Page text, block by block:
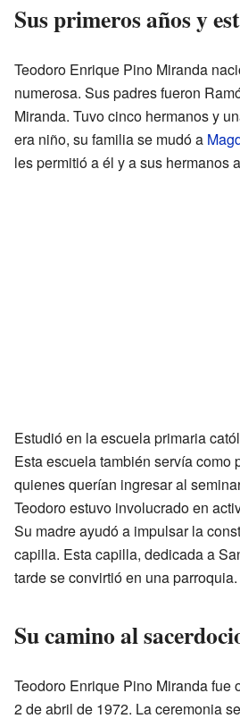
Sus primeros años y
Teodoro Enrique Pino Miranda
numerosa. Sus padres fueron
Miranda. Tuvo cinco hermanos y
era niño, su familia se mudó a
les permitió a él y a sus hermanos
Estudió en la escuela primaria
Esta escuela también servía como
quienes querían ingresar al
Teodoro estuvo involucrado en
Su madre ayudó a impulsar la
capilla. Esta capilla, dedicada a
tarde se convirtió en una parroquia.
Su camino al
Teodoro Enrique Pino Miranda fue
2 de abril de 1972. La ceremonia